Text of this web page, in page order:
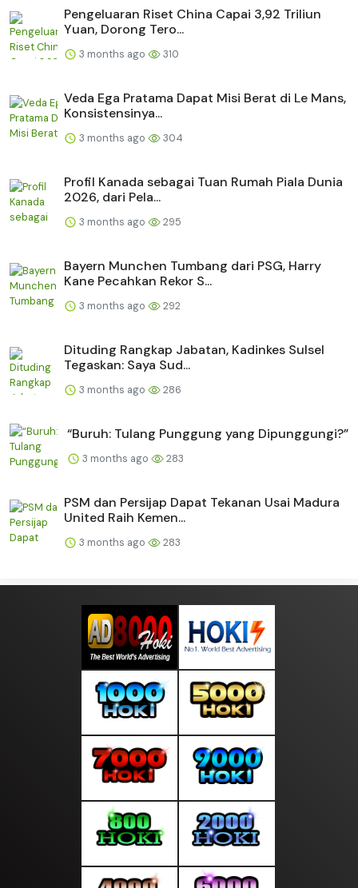
Pengeluaran Riset China Capai 3,92 Triliun
Yuan, Dorong Tero...
3 months ago 310
Veda Ega Pratama Dapat Misi Berat di Le Mans,
Konsistensinya...
3 months ago 304
Profil Kanada sebagai Tuan Rumah Piala Dunia
2026, dari Pela...
3 months ago 295
Bayern Munchen Tumbang dari PSG, Harry
Kane Pecahkan Rekor S...
3 months ago 292
Dituding Rangkap Jabatan, Kadinkes Sulsel
Tegaskan: Saya Sud...
3 months ago 286
“Buruh: Tulang Punggung yang Dipunggungi?”
3 months ago 283
PSM dan Persijap Dapat Tekanan Usai Madura
United Raih Kemen...
3 months ago 283